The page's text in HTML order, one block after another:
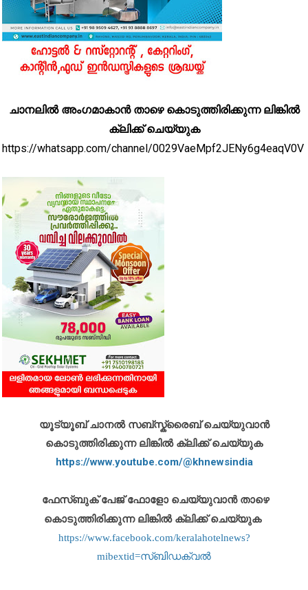
ചാനലിൽ അംഗമാകാൻ താഴെ കൊടുത്തിരിക്കുന്ന ലിങ്കിൽ
ക്ലിക്ക് ചെയ്യുക
https://whatsapp.com/channel/0029VaeMpf2JENy6g4eaqV0V
യൂട്യൂബ് ചാനൽ സബ്സ്ക്രൈബ് ചെയ്യുവാൻ
കൊടുത്തിരിക്കുന്ന ലിങ്കിൽ ക്ലിക്ക് ചെയ്യുക
https://www.youtube.com/@khnewsindia
ഫേസ്ബുക് പേജ് ഫോളോ ചെയ്യുവാൻ താഴെ
കൊടുത്തിരിക്കുന്ന ലിങ്കിൽ ക്ലിക്ക് ചെയ്യുക
https://www.facebook.com/keralahotelnews?
mibextid=സ്‌ബിഡക്വൽ